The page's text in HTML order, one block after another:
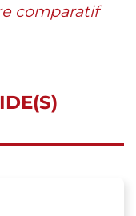
comparatif